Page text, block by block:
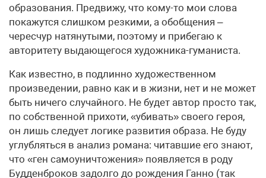
образования. Предвижу, что кому-то мои слова
покажутся слишком резкими, а обобщения –
чересчур натянутыми, поэтому и прибегаю к
авторитету выдающегося художника-гуманиста.
Как известно, в подлинно художественном
произведении, равно как и в жизни, нет и не может
быть ничего случайного. Не будет автор просто так,
по собственной прихоти, «убивать» своего героя,
он лишь следует логике развития образа. Не буду
углубляться в анализ романа: читавшие его знают,
что «ген самоуничтожения» появляется в роду
Будденброков задолго до рождения Ганно (так